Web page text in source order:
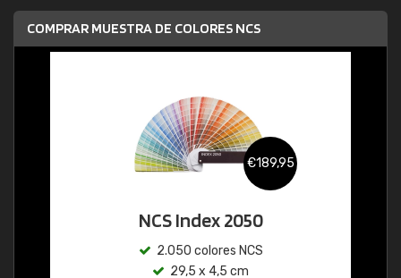
COMPRAR MUESTRA DE COLORES NCS
€189,95
NCS Index 2050
2.050 colores NCS
29,5 x 4,5 cm